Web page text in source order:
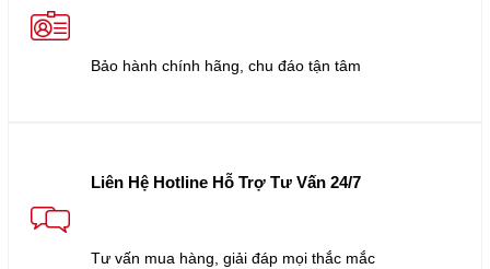
Bảo hành chính hãng, chu đáo tận tâm
Liên Hệ Hotline Hỗ Trợ Tư Vấn 24/7
Tư vấn mua hàng, giải đáp mọi thắc mắc